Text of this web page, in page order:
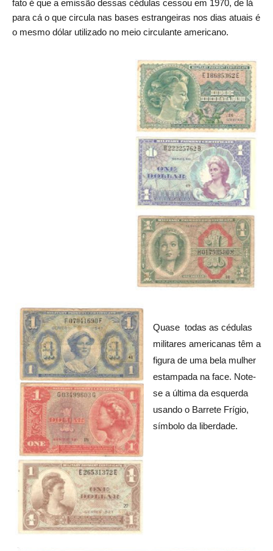
fato é que a emissão dessas cédulas cessou em 1970, de lá
para cá o que circula nas bases estrangeiras nos dias atuais é
o mesmo dólar utilizado no meio circulante americano.
Quase todas as cédulas
militares americanas têm a
figura de uma bela mulher
estampada na face. Note-
se a última da esquerda
usando o Barrete Frígio,
símbolo da liberdade.